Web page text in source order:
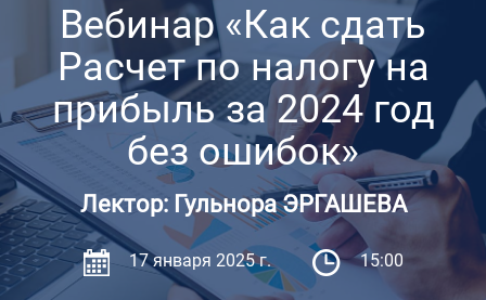
Вебинар «Как сдать
Расчет по налогу на
прибыль за 2024 год
без ошибок»
Лектор: Гульнора ЭРГАШЕВА
17 января 2025 г. 15:00